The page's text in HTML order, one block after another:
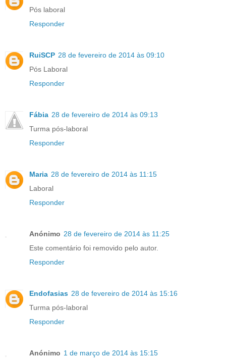
Pós laboral
Responder
RuiSCP 28 de fevereiro de 2014 às 09:10
Pós Laboral
Responder
Fábia 28 de fevereiro de 2014 às 09:13
Turma pós-laboral
Responder
Maria 28 de fevereiro de 2014 às 11:15
Laboral
Responder
Anónimo 28 de fevereiro de 2014 às 11:25
Este comentário foi removido pelo autor.
Responder
Endofasias 28 de fevereiro de 2014 às 15:16
Turma pós-laboral
Responder
Anónimo 1 de março de 2014 às 15:15